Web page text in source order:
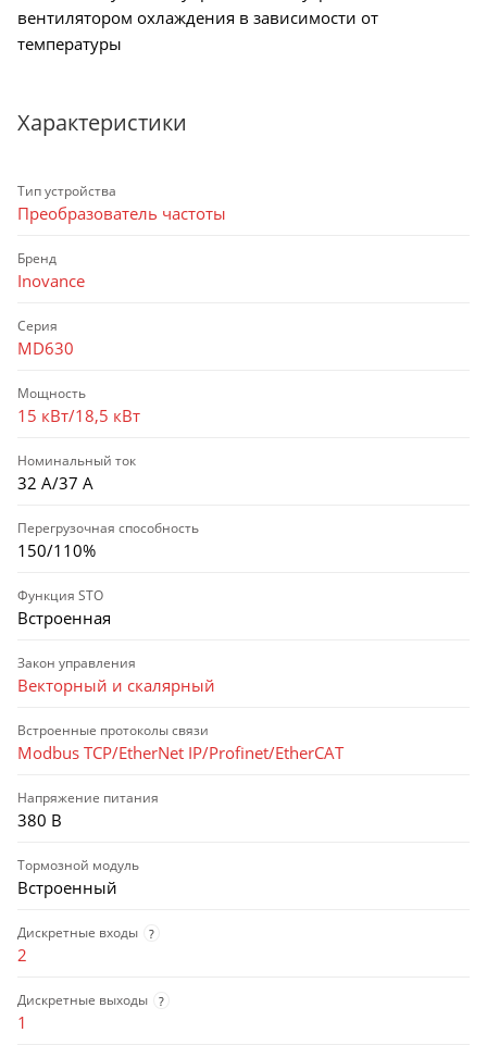
вентилятором охлаждения в зависимости от
температуры
Характеристики
Тип устройства
Преобразователь частоты
Бренд
Inovance
Серия
MD630
Мощность
15 кВт/18,5 кВт
Номинальный ток
32 А/37 А
Перегрузочная способность
150/110%
Функция STO
Встроенная
Закон управления
Векторный и скалярный
Встроенные протоколы связи
Modbus TCP/EtherNet IP/Profinet/EtherCAT
Напряжение питания
380 В
Тормозной модуль
Встроенный
Дискретные входы ?
2
Дискретные выходы ?
1